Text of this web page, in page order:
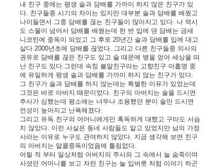
내 친구 중에는 평생 술과 담배를 가까이 하지 않은 친구가 있
다. 친구들중 시기의 차이는 있지만 대부분 술과 담배를 배웠고
나이들면서 그중 담배를 끊는 친구들이 많아지고 있다. 나 역시
도 스물이 넘어서 담배를 배웠는데 한 번 입에 댄 담배는 금새
니코틴에 중독이 되었고 그 후로 20년간 술과 담배를 입에 대고
살다 2000년초에 담배를 끊었다. 그리고 다른 친구들중 의사의
권유로 담배를 끊은 친구도 있고 술 때문에 병을 얻어 세상을 떠
난 친구도 있다.그런데 속칭 불알친구라는 고향친구 아홉명 중
에 유일하게 평생 술과 담배를 가까이 하지 않는 친구가 있다.
그 친구가 술과 담배를 하지 않는데는 특별한 이유가 있었는데
그것은 바로 아버지 때문이었다. 친구의 아버지는 술을 드시면
주사가 심했는데 평소에는 너무나 조용했던 분이 술만 드시면
언성이 높아지고 난폭해졌다.
그리고 유독 친구의 어머니에게만 혹독하게 대했고 구타도 서슴
치 않았다. 이런 사실은 동네 사람들도 알고 있었지만 남의 가정
사라는 이유로 누구도 관여하지 않았다. 지금 생각해 보면 친구
의 아버지는 알콜중독이었음에 틀림없다.
어릴 적 부터 일상처럼 아버지의 주사와 그 속에서 늘 숨죽이며
사셨던 어머니를 보고 자란 친구는 늘 입버릇 처럼 이야기 하곤